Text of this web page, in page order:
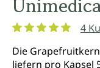
4
Die
liefern pro Kapsel